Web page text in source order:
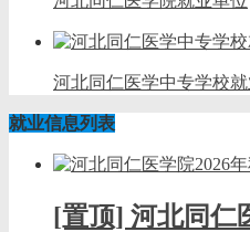
河北同仁医学中专学校就
就业信息列表
[置顶] 河北同仁